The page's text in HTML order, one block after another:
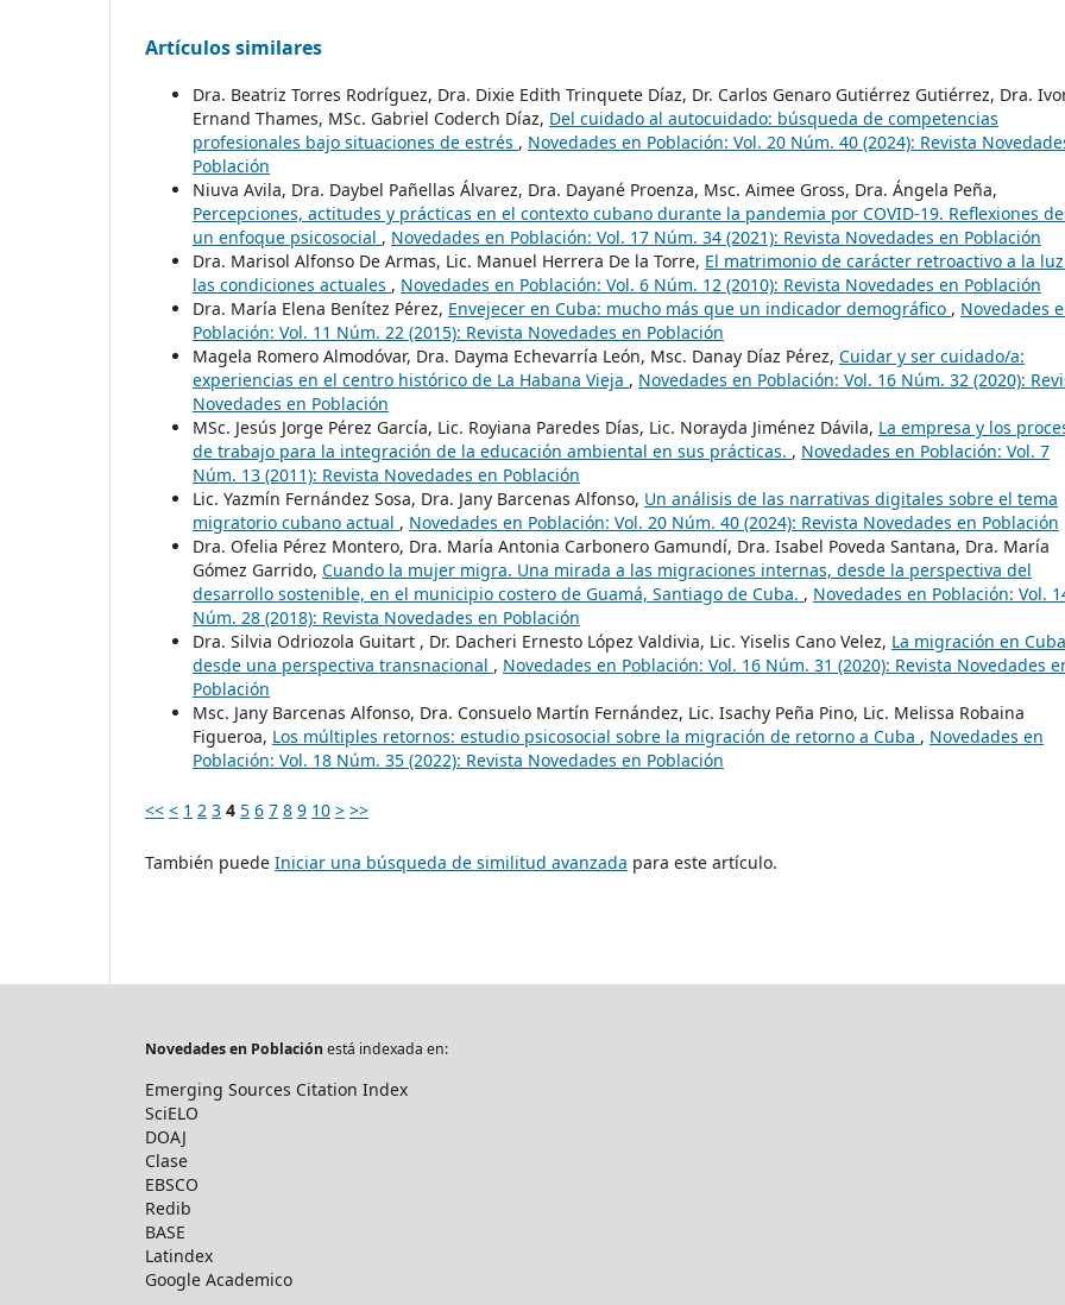
Artículos similares
Dra. Beatriz Torres Rodríguez, Dra. Dixie Edith Trinquete Díaz, Dr. Carlos Genaro Gutiérrez Gutiérrez, Dra.
Ernand Thames, MSc. Gabriel Coderch Díaz, Del cuidado al autocuidado: búsqueda de competencias
profesionales bajo situaciones de estrés , Novedades en Población: Vol. 20 Núm. 40 (2024): Revista
Población
Niuva Avila, Dra. Daybel Pañellas Álvarez, Dra. Dayané Proenza, Msc. Aimee Gross, Dra. Ángela Peña,
Percepciones, actitudes y prácticas en el contexto cubano durante la pandemia por COVID-19. Reflexiones
un enfoque psicosocial , Novedades en Población: Vol. 17 Núm. 34 (2021): Revista Novedades en Población
Dra. Marisol Alfonso De Armas, Lic. Manuel Herrera De la Torre, El matrimonio de carácter retroactivo a la
las condiciones actuales , Novedades en Población: Vol. 6 Núm. 12 (2010): Revista Novedades en Población
Dra. María Elena Benítez Pérez, Envejecer en Cuba: mucho más que un indicador demográfico , Novedades
Población: Vol. 11 Núm. 22 (2015): Revista Novedades en Población
Magela Romero Almodóvar, Dra. Dayma Echevarría León, Msc. Danay Díaz Pérez, Cuidar y ser cuidado/a:
experiencias en el centro histórico de La Habana Vieja , Novedades en Población: Vol. 16 Núm. 32 (2020):
Novedades en Población
MSc. Jesús Jorge Pérez García, Lic. Royiana Paredes Días, Lic. Norayda Jiménez Dávila, La empresa y los
de trabajo para la integración de la educación ambiental en sus prácticas. , Novedades en Población: Vol. 7
Núm. 13 (2011): Revista Novedades en Población
Lic. Yazmín Fernández Sosa, Dra. Jany Barcenas Alfonso, Un análisis de las narrativas digitales sobre el tema
migratorio cubano actual , Novedades en Población: Vol. 20 Núm. 40 (2024): Revista Novedades en Población
Dra. Ofelia Pérez Montero, Dra. María Antonia Carbonero Gamundí, Dra. Isabel Poveda Santana, Dra. María
Gómez Garrido, Cuando la mujer migra. Una mirada a las migraciones internas, desde la perspectiva del
desarrollo sostenible, en el municipio costero de Guamá, Santiago de Cuba. , Novedades en Población: Vol.
Núm. 28 (2018): Revista Novedades en Población
Dra. Silvia Odriozola Guitart , Dr. Dacheri Ernesto López Valdivia, Lic. Yiselis Cano Velez, La migración en Cuba
desde una perspectiva transnacional , Novedades en Población: Vol. 16 Núm. 31 (2020): Revista Novedades
Población
Msc. Jany Barcenas Alfonso, Dra. Consuelo Martín Fernández, Lic. Isachy Peña Pino, Lic. Melissa Robaina
Figueroa, Los múltiples retornos: estudio psicosocial sobre la migración de retorno a Cuba , Novedades en
Población: Vol. 18 Núm. 35 (2022): Revista Novedades en Población
<< < 1 2 3 4 5 6 7 8 9 10 > >>
También puede Iniciar una búsqueda de similitud avanzada para este artículo.
Novedades en Poblaciónestá indexada en:
Emerging Sources Citation Index
SciELO
DOAJ
Clase
EBSCO
Redib
BASE
Latindex
Google Academico